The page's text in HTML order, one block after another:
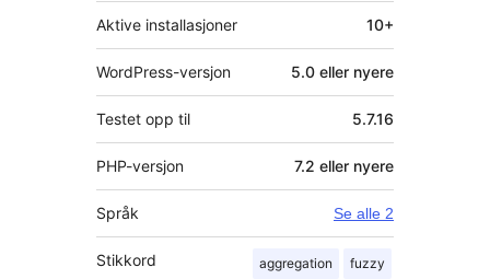
Aktive installasjoner 10+
WordPress-versjon 5.0 eller nyere
Testet opp til 5.7.16
PHP-versjon 7.2 eller nyere
Språk Se alle 2
Stikkord aggregation fuzzy